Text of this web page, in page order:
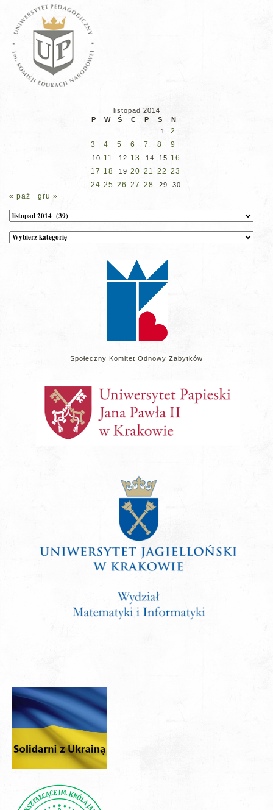
listopad 2014
P
W Ś C P S
N
1
2
3
4 5 6 7 8 9
10 11 12 13 14 15 16
17 18 19 20 21 22 23
24 25 26 27 28 29 30
« paź gru »
Archiwum
Kategorie
wpisów
Społeczny Komitet Odnowy Zabytków